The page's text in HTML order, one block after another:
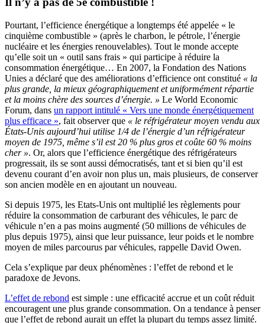
Pourtant, l’efficience énergétique a longtemps été appelée « le
cinquième combustible » (après le charbon, le pétrole, l’énergie
nucléaire et les énergies renouvelables). Tout le monde accepte
qu’elle soit un « outil sans frais » qui participe à réduire la
consommation énergétique… En 2007, la Fondation des Nations
Unies a déclaré que des améliorations d’efficience ont constitué « la
plus grande, la mieux géographiquement et uniformément répartie
et la moins chère des sources d’énergie. » Le World Economic
Forum, dans un rapport intitulé « Vers une monde énergétiquement
plus efficace », fait observer que « le réfrigérateur moyen vendu aux
États-Unis aujourd’hui utilise 1/4 de l’énergie d’un réfrigérateur
moyen de 1975, même s’il est 20 % plus gros et coûte 60 % moins
cher ». Or, alors que l’efficience énergétique des réfrigérateurs
progressait, ils se sont aussi démocratisés, tant et si bien qu’il est
devenu courant d’en avoir non plus un, mais plusieurs, de conserver
son ancien modèle en en ajoutant un nouveau.
Si depuis 1975, les Etats-Unis ont multiplié les règlements pour
réduire la consommation de carburant des véhicules, le parc de
véhicule n’en a pas moins augmenté (50 millions de véhicules de
plus depuis 1975), ainsi que leur puissance, leur poids et le nombre
moyen de miles parcourus par véhicules, rappelle David Owen.
Cela s’explique par deux phénomènes : l’effet de rebond et le
paradoxe de Jevons.
L’effet de rebond est simple : une efficacité accrue et un coût réduit
encouragent une plus grande consommation. On a tendance à penser
que l’effet de rebond aurait un effet la plupart du temps assez limité.